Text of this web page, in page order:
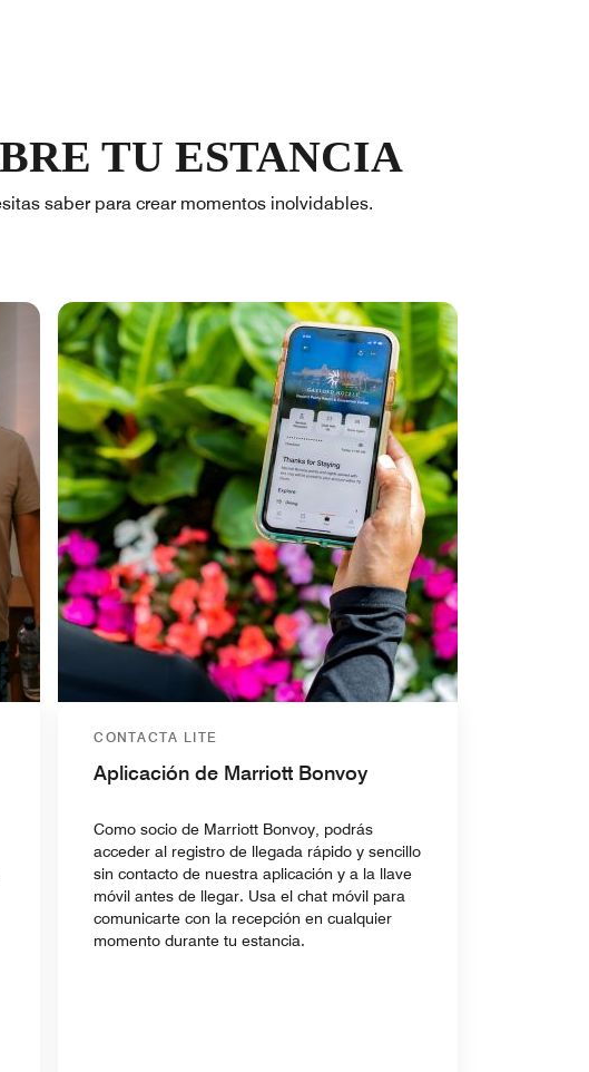
TU ESTANCIA
saber para crear momentos inolvidables.
CONTACTA LITE
Aplicación de Marriott Bonvoy
Como socio de Marriott Bonvoy, podrás
acceder al registro de llegada rápido y sencillo
sin contacto de nuestra aplicación y a la llave
móvil antes de llegar. Usa el chat móvil para
comunicarte con la recepción en cualquier
momento durante tu estancia.